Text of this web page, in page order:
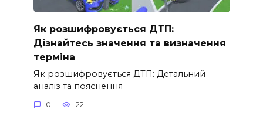
Як розшифровується ДТП:
Дізнайтесь значення та визначення
терміна
Як розшифровується ДТП: Детальний
аналіз та пояснення
0 22